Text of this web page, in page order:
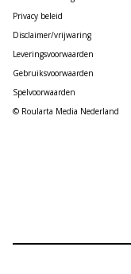
Privacy beleid
Disclaimer/vrijwaring
Leveringsvoorwaarden
Gebruiksvoorwaarden
Spelvoorwaarden
© Roularta Media Nederland